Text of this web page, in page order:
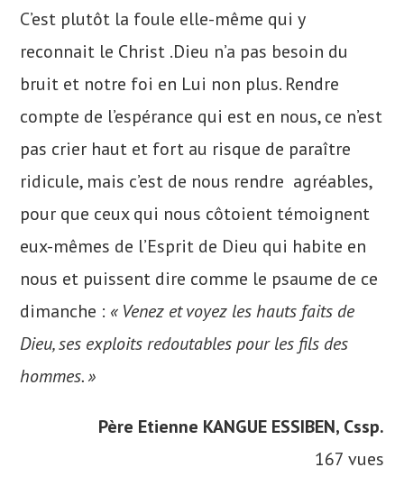
C’est plutôt la foule elle-même qui y
reconnait le Christ .Dieu n’a pas besoin du
bruit et notre foi en Lui non plus. Rendre
compte de l’espérance qui est en nous, ce n’est
pas crier haut et fort au risque de paraître
ridicule, mais c’est de nous rendre agréables,
pour que ceux qui nous côtoient témoignent
eux-mêmes de l’Esprit de Dieu qui habite en
nous et puissent dire comme le psaume de ce
dimanche : « Venez et voyez les hauts faits de
Dieu, ses exploits redoutables pour les fils des
hommes. »
Père Etienne KANGUE ESSIBEN, Cssp.
167 vues